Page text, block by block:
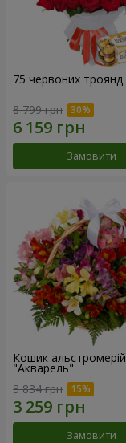
75 червоних троянд
8 799 грн
Замовити
Кошик альстромерій
"Акварель"
3 834 грн
Замовити